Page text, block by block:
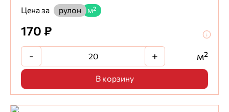
Цена за
рулон м²
170 ₽
- + м²
В корзину